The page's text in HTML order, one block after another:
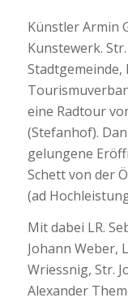
Künstler Armin
Kunstewerk.
Stadtgemeinde,
eine Radtour
(Stefanhof).
gelungene
Schett von der
(ad
Mit dabei LR.
Johann Weber,
Wriessnig, Str.
Alexander